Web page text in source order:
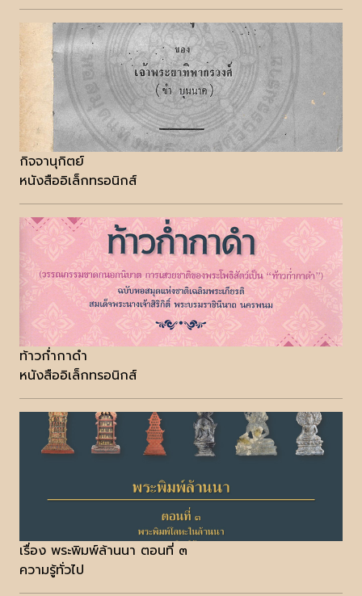
กิจจานุกิตย์
หนังสืออิเล็กทรอนิกส์
ท้าวก่ำกาดำ
หนังสืออิเล็กทรอนิกส์
เรื่อง พระพิมพ์ล้านนา ตอนที่ ๓
ความรู้ทั่วไป